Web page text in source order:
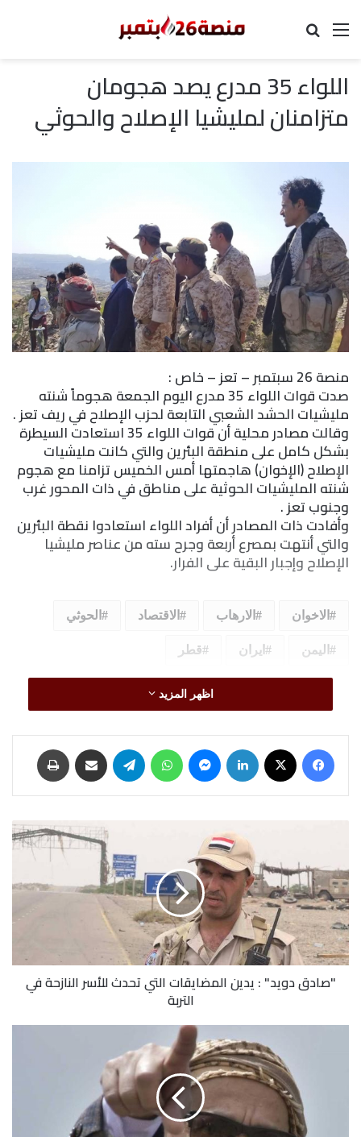
القائمة
اللواء 35 مدرع يصد هجومان
متزامنان لمليشيا الإصلاح والحوثي
منصة 26 سبتمبر – تعز – خاص :
صدت قوات اللواء 35 مدرع اليوم الجمعة هجوماً شنته
مليشيات الحشد الشعبي التابعة لحزب الإصلاح في ريف تعز .
وقالت مصادر محلية أن قوات اللواء 35 استعادت السيطرة
بشكل كامل على منطقة البئرين والتي كانت مليشيات
الإصلاح (الإخوان) هاجمتها أمس الخميس تزامنا مع هجوم
شنته المليشيات الحوثية على مناطق في ذات المحور غرب
وجنوب تعز .
وأفادت ذات المصادر أن أفراد اللواء استعادوا نقطة البئرين
والتي أنتهت بمصرع أربعة وجرح سته من عناصر مليشيا
الإصلاح وإجبار البقية على الفرار.
الاخوان الارهاب الاقتصاد الحوثي
اليمن ايران قطر
اظهر المزيد
فيسبوك لينكدإن ماسنجر واتساب تيلقرام مشاركة عبر البريد
يدين
المضايقات
التي
تحدث
للأسر
النازحة
"صادق دويد" : يدين المضايقات التي تحدث للأسر النازحة في
التربة